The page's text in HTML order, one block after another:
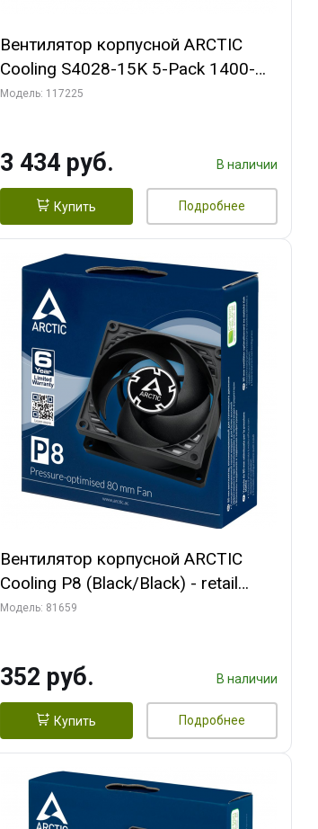
Вентилятор корпусной ARCTIC
Cooling S4028-15K 5-Pack 1400-
15000rpm rpm Dual Ball Bearing 4-
Модель: 117225
3 434 руб. В наличии
Купить Подробнее
Вентилятор корпусной ARCTIC
Cooling P8 (Black/Black) - retail
(ACFAN00147A) (701990)
Модель: 81659
352 руб. В наличии
Купить Подробнее